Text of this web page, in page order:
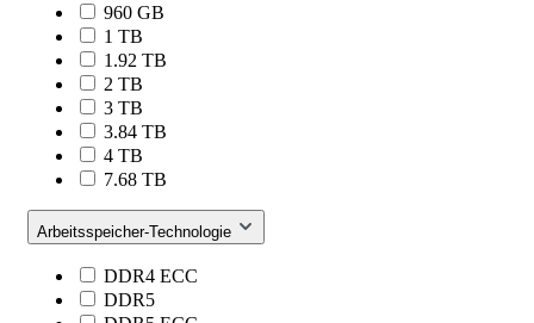
960 GB
1 TB
1.92 TB
2 TB
3 TB
3.84 TB
4 TB
7.68 TB
Arbeitsspeicher-Technologie
DDR4 ECC
DDR5